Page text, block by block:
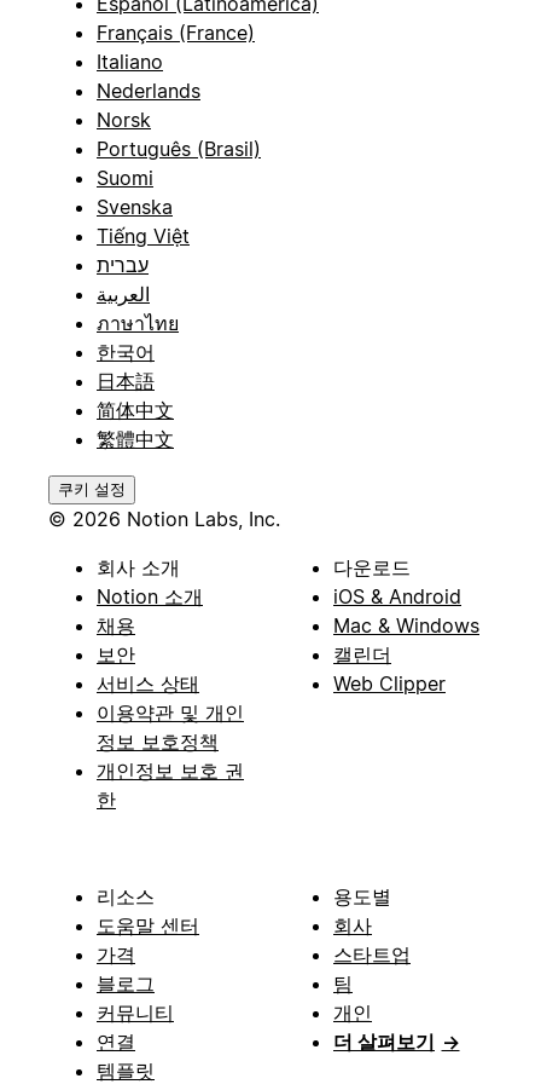
Français (France)
Italiano
Nederlands
Norsk
Português (Brasil)
Suomi
Svenska
Tiếng Việt
עברית
العربية
ภาษาไทย
한국어
日本語
简体中文
繁體中文
쿠키 설정
© 2026 Notion Labs, Inc.
회사 소개
Notion 소개
채용
보안
서비스 상태
이용약관 및 개인
정보 보호정책
개인정보 보호 권
한
다운로드
iOS & Android
Mac & Windows
캘린더
Web Clipper
리소스
도움말 센터
가격
블로그
커뮤니티
연결
템플릿
용도별
회사
스타트업
팀
개인
더 살펴보기 →